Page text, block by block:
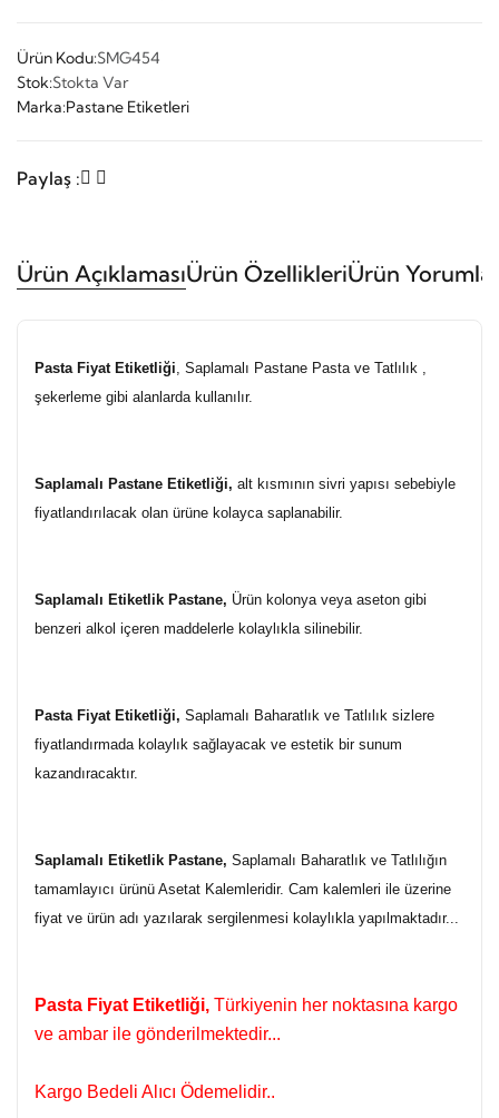
Ürün Kodu:SMG454
Stok:Stokta Var
Marka:Pastane Etiketleri
Paylaş :
Ürün AçıklamasıÜrün ÖzellikleriÜrün
Pasta Fiyat Etiketliği, Saplamalı Pastane Pasta ve Tatlılık ,
şekerleme gibi alanlarda kullanılır.
Saplamalı Pastane Etiketliği, alt kısmının sivri yapısı sebebiyle
fiyatlandırılacak olan ürüne kolayca saplanabilir.
Saplamalı Etiketlik Pastane, Ürün kolonya veya aseton gibi
benzeri alkol içeren maddelerle kolaylıkla silinebilir.
Pasta Fiyat Etiketliği, Saplamalı Baharatlık ve Tatlılık sizlere
fiyatlandırmada kolaylık sağlayacak ve estetik bir sunum
kazandıracaktır.
Saplamalı Etiketlik Pastane, Saplamalı Baharatlık ve Tatlılığın
tamamlayıcı ürünü Asetat Kalemleridir. Cam kalemleri ile üzerine
fiyat ve ürün adı yazılarak sergilenmesi kolaylıkla yapılmaktadır...
Pasta Fiyat Etiketliği, Türkiyenin her noktasına kargo
ve ambar ile gönderilmektedir...
Kargo Bedeli Alıcı Ödemelidir..